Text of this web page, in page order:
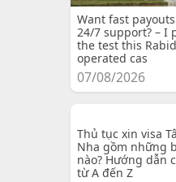
Want fast
24/7 support? – I
the test this
operated cas
07/08/2026
Thủ tục xin visa
Nha gồm những
nào? Hướng dẫn
từ A đến Z